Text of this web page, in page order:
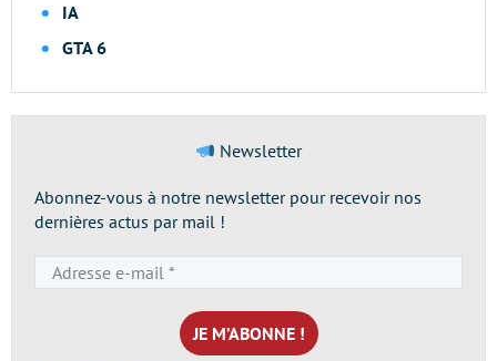
IA
GTA 6
Newsletter
Abonnez-vous à notre newsletter pour recevoir nos
dernières actus par mail !
e-
mail
*